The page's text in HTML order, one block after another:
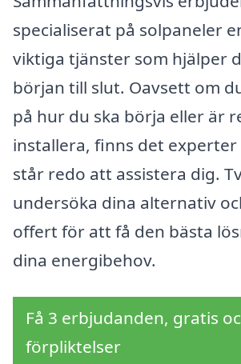
specialiserat på solpaneler
viktiga tjänster som hjälper
början till slut. Oavsett om
på hur du ska börja eller är
installera, finns det experter
står redo att assistera dig.
undersöka dina alternativ
offert för att få den bästa
dina energibehov.
Få 3 erbjudanden, gratis
förpliktelser